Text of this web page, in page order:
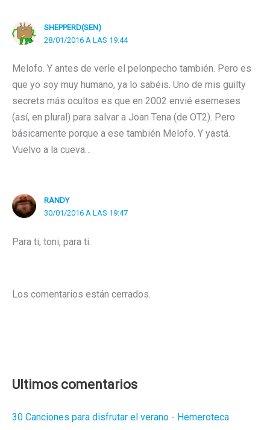
SHEPPERD(SEN)
28/01/2016 A LAS 19:44
Melofo. Y antes de verle el pelonpecho también. Pero es
que yo soy muy humano, ya lo sabéis. Uno de mis guilty
secrets más ocultos es que en 2002 envié esemeses
(así, en plural) para salvar a Joan Tena (de OT2). Pero
básicamente porque a ese también Melofo. Y yastá.
Vuelvo a la cueva…
RANDY
30/01/2016 A LAS 19:47
Para ti, toni, para ti.
Los comentarios están cerrados.
Ultimos comentarios
30 Canciones para disfrutar el verano - Hemeroteca